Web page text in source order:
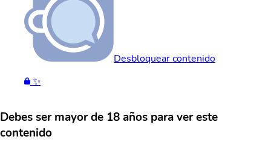
Desbloquear contenido
✨
Debes ser mayor de 18 años para ver este
contenido